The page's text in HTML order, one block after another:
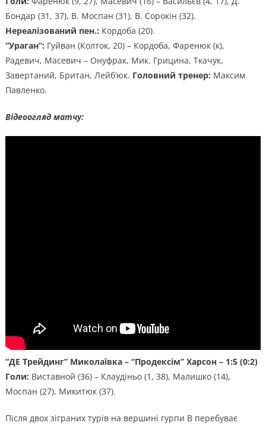
Бондар (31, 37), В. Моспан (31), В. Сорокін (32).
Нереалізований пен.: Кордоба (20).
“Ураган”: Гуйван (Колток, 20) – Кордоба, Фаренюк (к),
Радевич, Масевич – Онуфрак, Мик. Грицина, Ткачук,
Завертаний, Британ, Лейб’юк. Головний тренер: Максим
Павленко.
Відеоогляд матчу:
“ДЕ Трейдинг” Миколаївка– “Продексім” Харсон – 1:5 (0:2)
Голи: Виставной (36) – Клаудіньо (1, 38), Малишко (14),
Моспан (27), Микитюк (37).
Після двох зіграних турів на вершині гурпи В перебуває